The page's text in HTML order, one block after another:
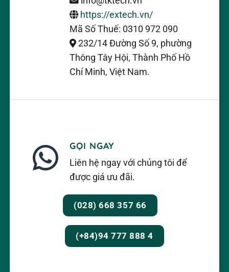
https://extech.vn/
Mã Số Thuế: 0310 972 090
232/14 Đường Số 9, phường
Thông Tây Hội, Thành Phố Hồ
Chí Minh, Việt Nam.
GỌI NGAY
Liên hệ ngay với chúng tôi để
được giá ưu đãi.
(028) 668 357 66
(+84)94 777 888 4